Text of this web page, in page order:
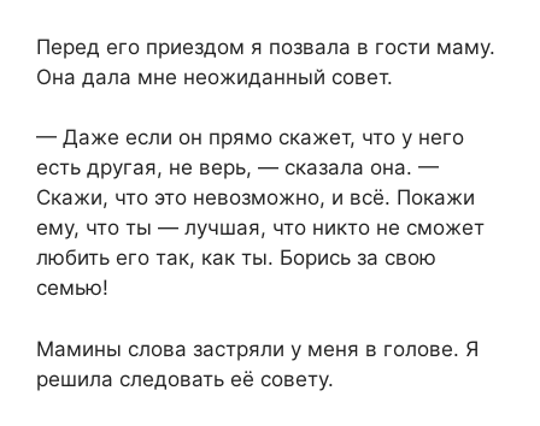
Перед его приездом я позвала в гости маму.
Она дала мне неожиданный совет.
— Даже если он прямо скажет, что у него
есть другая, не верь, — сказала она. —
Скажи, что это невозможно, и всё. Покажи
ему, что ты — лучшая, что никто не сможет
любить его так, как ты. Борись за свою
семью!
Мамины слова застряли у меня в голове. Я
решила следовать её совету.